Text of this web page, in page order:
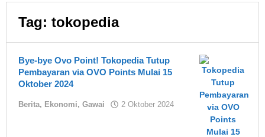
Tag: tokopedia
Bye-bye Ovo Point! Tokopedia Tutup
Pembayaran via OVO Points Mulai 15
Oktober 2024
Berita, Ekonomi, Gawai 2 Oktober 2024